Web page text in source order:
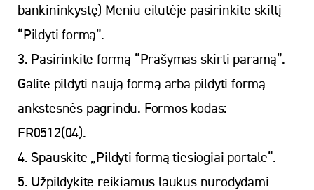
bankininkystę) Meniu eilutėje pasirinkite skiltį
“Pildyti formą”.
3. Pasirinkite formą “Prašymas skirti paramą”.
Galite pildyti naują formą arba pildyti formą
ankstesnės pagrindu. Formos kodas:
FR0512(04).
4. Spauskite „Pildyti formą tiesiogiai portale“.
5. Užpildykite reikiamus laukus nurodydami